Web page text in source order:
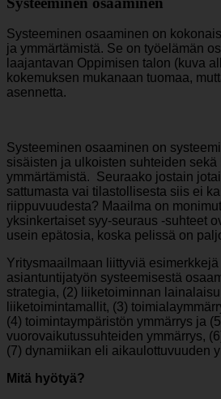
Systeeminen osaaminen on
ja ymmärtämistä. Se on työelämän
laajantavan Oppimisen talon (kuva
kokemuksen mukanaan tuomaa,
asennetta.
Systeeminen osaaminen on
sisäisten ja ulkoisten suhteiden
ymmärtämistä. Seuraako jostain
sattumasta vai tilastollisesta siis ei
riippuvuudesta? Maailma on
yksinkertaiset syy-seuraus -suhteet
usein epätosia, koska pelissä on
Yritysmaailmaan liittyviä
asiantuntijatyön systeemisestä
strategia, (2) liiketoiminnan
liiketoimintamallit, (3)
(4) toimintaympäristön ymmärrys ja
vuorovaikutussuhteiden ymmärrys,
(7) dynamiikan eli aikaulottuvuuden
Mitä hyötyä?